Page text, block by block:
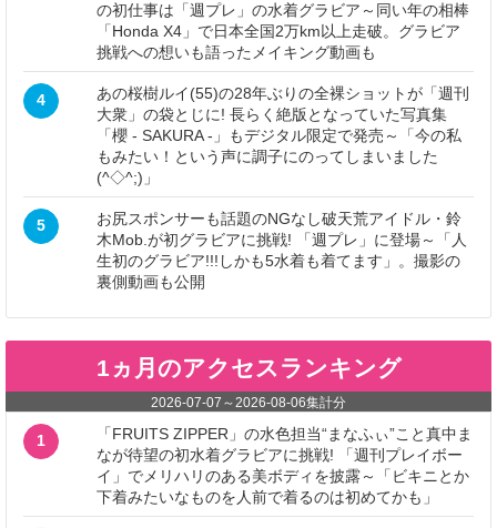
の初仕事は「週プレ」の水着グラビア～同い年の相棒
「Honda X4」で日本全国2万km以上走破。グラビア
挑戦への想いも語ったメイキング動画も
4
あの桜樹ルイ(55)の28年ぶりの全裸ショットが「週刊
大衆」の袋とじに! 長らく絶版となっていた写真集
「櫻 - SAKURA -」もデジタル限定で発売～「今の私
もみたい！という声に調子にのってしまいました
(^◇^;)」
5
お尻スポンサーも話題のNGなし破天荒アイドル・鈴
木Mob.が初グラビアに挑戦! 「週プレ」に登場～「人
生初のグラビア!!!しかも5水着も着てます」。撮影の
裏側動画も公開
1ヵ月のアクセスランキング
2026-07-07 ～2026-08-06集計分
1
「FRUITS ZIPPER」の水色担当“まなふぃ”こと真中ま
なが待望の初水着グラビアに挑戦! 「週刊プレイボー
イ」でメリハリのある美ボディを披露～「ビキニとか
下着みたいなものを人前で着るのは初めてかも」